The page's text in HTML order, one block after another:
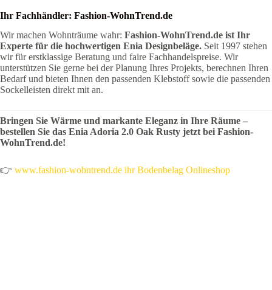
Ihr Fachhändler: Fashion-WohnTrend.de
Wir machen Wohnträume wahr: Fashion-WohnTrend.de ist Ihr
Experte für die hochwertigen Enia Designbeläge. Seit 1997 stehen
wir für erstklassige Beratung und faire Fachhandelspreise. Wir
unterstützen Sie gerne bei der Planung Ihres Projekts, berechnen Ihren
Bedarf und bieten Ihnen den passenden Klebstoff sowie die passenden
Sockelleisten direkt mit an.
Bringen Sie Wärme und markante Eleganz in Ihre Räume –
bestellen Sie das Enia Adoria 2.0 Oak Rusty jetzt bei Fashion-
WohnTrend.de!
👉 www.fashion-wohntrend.de ihr Bodenbelag Onlineshop